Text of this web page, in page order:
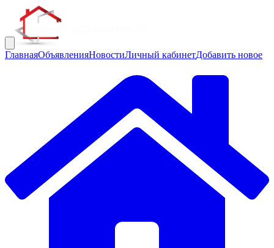
ГлавнаяОбъявленияНовостиЛичный кабинетДобавить новое